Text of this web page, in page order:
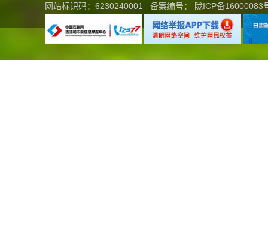
网站标识码：6230240001
备案编号： 陇ICP备16000083